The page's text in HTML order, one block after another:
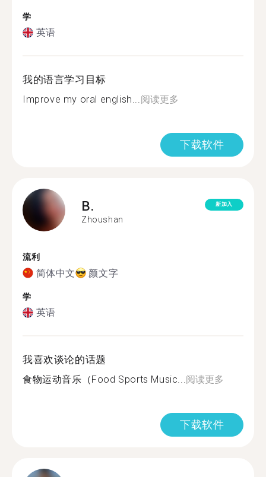
学
英语
我的语言学习目标
Improve my oral english...阅读更多
下载软件
B.
Zhoushan
新加入
流利
简体中文 颜文字
学
英语
我喜欢谈论的话题
食物运动音乐（Food Sports Music...阅读更多
下载软件